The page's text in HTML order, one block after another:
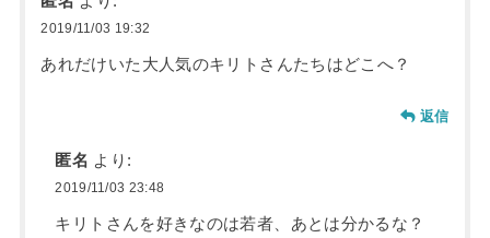
2019/11/03 19:32
あれだけいた大人気のキリトさんたちはどこへ？
返信
匿名 より:
2019/11/03 23:48
キリトさんを好きなのは若者、あとは分かるな？